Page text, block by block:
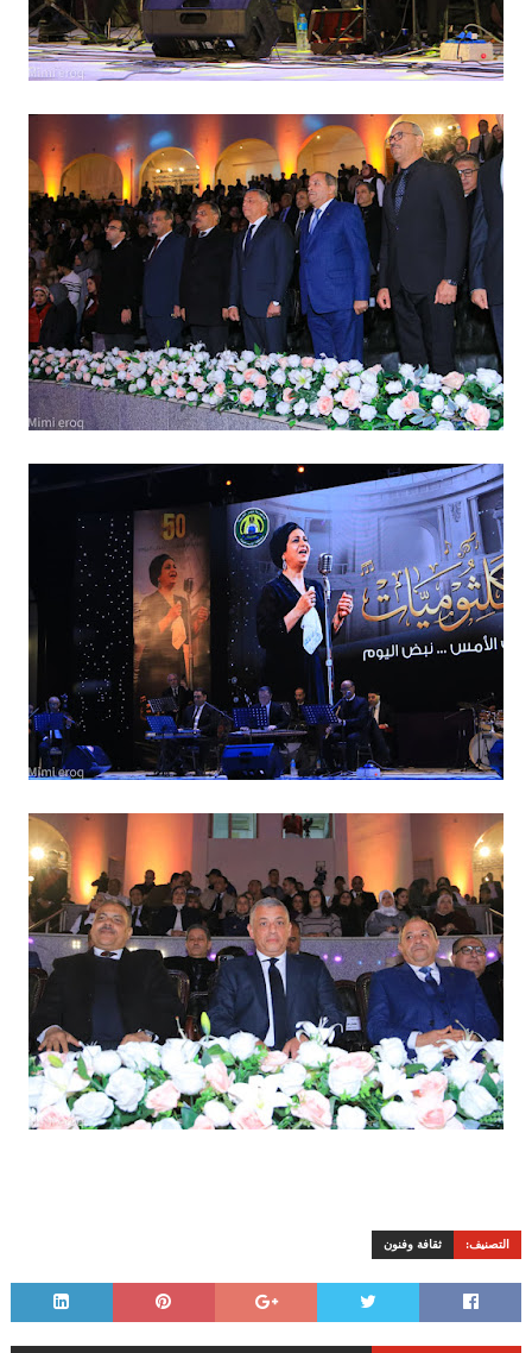
التصنيف: ثقافة وفنون